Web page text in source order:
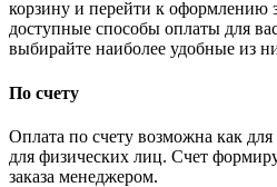
корзину и перейти к оформлению
доступные способы оплаты для
выбирайте наиболее удобные из
По счету
Оплата по счету возможна как
для физических лиц. Счет
заказа менеджером.